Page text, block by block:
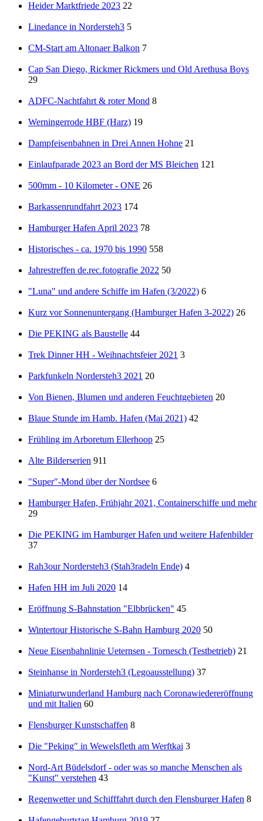
Heider Marktfriede 2023 22
Linedance in Nordersteh3 5
CM-Start am Altonaer Balkon 7
Cap San Diego, Rickmer Rickmers und Old Arethusa Boys
29
ADFC-Nachtfahrt & roter Mond 8
Werningerrode HBF (Harz) 19
Dampfeisenbahnen in Drei Annen Hohne 21
Einlaufparade 2023 an Bord der MS Bleichen 121
500mm - 10 Kilometer - ONE 26
Barkassenrundfahrt 2023 174
Hamburger Hafen April 2023 78
Historisches - ca. 1970 bis 1990 558
Jahrestreffen de.rec.fotografie 2022 50
"Luna" und andere Schiffe im Hafen (3/2022) 6
Kurz vor Sonnenuntergang (Hamburger Hafen 3-2022) 26
Die PEKING als Baustelle 44
Trek Dinner HH - Weihnachtsfeier 2021 3
Parkfunkeln Nordersteh3 2021 20
Von Bienen, Blumen und anderen Feuchtgebieten 20
Blaue Stunde im Hamb. Hafen (Mai 2021) 42
Frühling im Arboretum Ellerhoop 25
Alte Bilderserien 911
"Super"-Mond über der Nordsee 6
Hamburger Hafen, Frühjahr 2021, Containerschiffe und mehr
29
Die PEKING im Hamburger Hafen und weitere Hafenbilder
37
Rah3our Nordersteh3 (Stah3radeln Ende) 4
Hafen HH im Juli 2020 14
Eröffnung S-Bahnstation "Elbbrücken" 45
Wintertour Historische S-Bahn Hamburg 2020 50
Neue Eisenbahnlinie Ueternsen - Tornesch (Testbetrieb) 21
Steinhanse in Nordersteh3 (Legoausstellung) 37
Miniaturwunderland Hamburg nach Coronawiedereröffnung
und mit Italien 60
Flensburger Kunstschaffen 8
Die "Peking" in Wewelsfleth am Werftkai 3
Nord-Art Büdelsdorf - oder was so manche Menschen als
"Kunst" verstehen 43
Regenwetter und Schifffahrt durch den Flensburger Hafen 8